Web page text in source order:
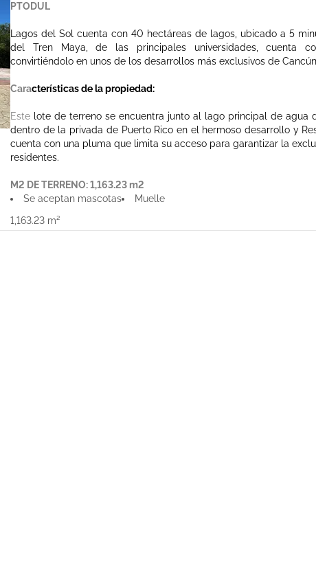
PTODUL
Lagos del Sol cuenta con 40 hectáreas de lagos, ubicado a 5
del Tren Maya, de las principales universidades, cuenta
convirtiéndolo en unos de los desarrollos más exclusivos de
Características de la propiedad:
Este lote de terreno se encuentra junto al lago principal de agua
dentro de la privada de Puerto Rico en el hermoso desarrollo y
cuenta con una pluma que limita su acceso para garantizar la
residentes.
M2 DE TERRENO: 1,163.23 m2
Se aceptan mascotas
Muelle
1,163.23 m²